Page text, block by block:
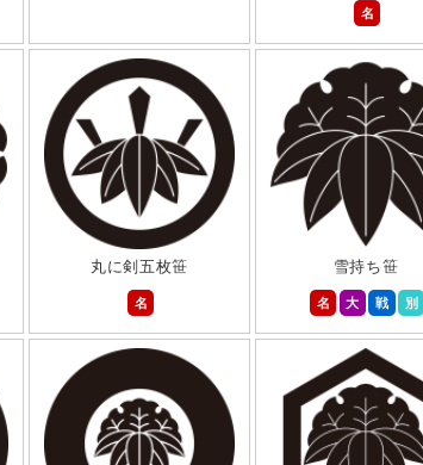
名
丸に剣五枚笹
名
雪持ち笹
名
大 戦 別